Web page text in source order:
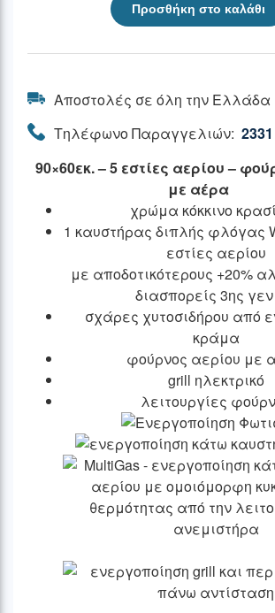
Προσθήκη στο καλάθι
Αποστολές σε όλη την Ελλάδα
Τηλέφωνο Παραγγελιών:
90×60εκ. – 5 εστίες αερίου –
με αέρα
χρώμα κόκκινο
1 καυστήρας διπλής φλόγας
εστίες αερίου
με αποδοτικότερους +20%
διασπορείς 3ης
σχάρες χυτοσιδήρου από
κράμα
φούρνος αερίου με
grill ηλεκτρικό
λειτουργίες